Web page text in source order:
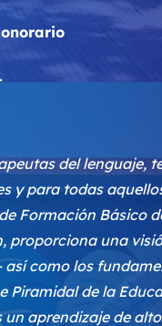
del lenguaje,
y para todas
Formación Básico
proporciona una
como los
Piramidal de la
un aprendizaje de